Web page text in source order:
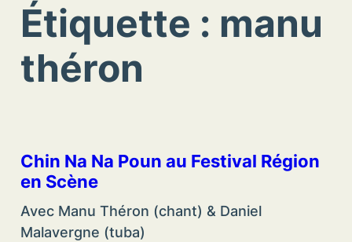
Étiquette : manu
théron
Chin Na Na Poun au Festival Région
en Scène
Avec Manu Théron (chant) & Daniel
Malavergne (tuba)